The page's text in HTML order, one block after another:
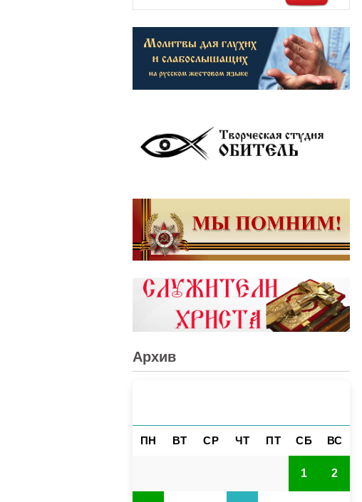
Архив
ПН ВТ СР ЧТ ПТ СБ ВС
1 2